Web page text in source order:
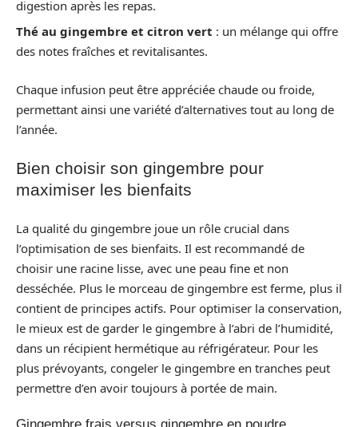
digestion après les repas.
Thé au gingembre et citron vert : un mélange qui offre
des notes fraîches et revitalisantes.
Chaque infusion peut être appréciée chaude ou froide,
permettant ainsi une variété d’alternatives tout au long de
l’année.
Bien choisir son gingembre pour
maximiser les bienfaits
La qualité du gingembre joue un rôle crucial dans
l’optimisation de ses bienfaits. Il est recommandé de
choisir une racine lisse, avec une peau fine et non
desséchée. Plus le morceau de gingembre est ferme, plus il
contient de principes actifs. Pour optimiser la conservation,
le mieux est de garder le gingembre à l’abri de l’humidité,
dans un récipient hermétique au réfrigérateur. Pour les
plus prévoyants, congeler le gingembre en tranches peut
permettre d’en avoir toujours à portée de main.